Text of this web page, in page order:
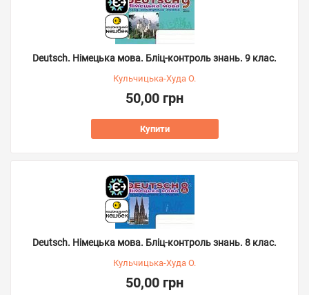
Deutsch. Німецька мова. Бліц-контроль знань. 9 клас.
Кульчицька-Худа О.
50,00 грн
Купити
Deutsch. Німецька мова. Бліц-контроль знань. 8 клас.
Кульчицька-Худа О.
50,00 грн